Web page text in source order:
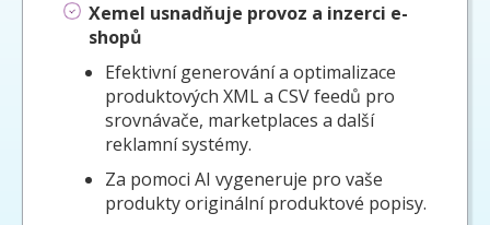
Xemel usnadňuje provoz a inzerci e-
shopů
Efektivní generování a optimalizace
produktových XML a CSV feedů pro
srovnávače, marketplaces a další
reklamní systémy.
Za pomoci AI vygeneruje pro vaše
produkty originální produktové popisy.